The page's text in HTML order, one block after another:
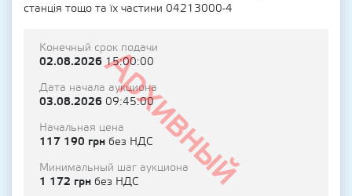
станція тощо та їх частини 04213000-4
Архивный
Конечный срок подачи
02.08.202615:00:00
Дата начала аукциона
03.08.2026 09:45:00
Начальная цена
117 190 грн без НДС
Минимальный шаг аукциона
1 172 грн без НДС